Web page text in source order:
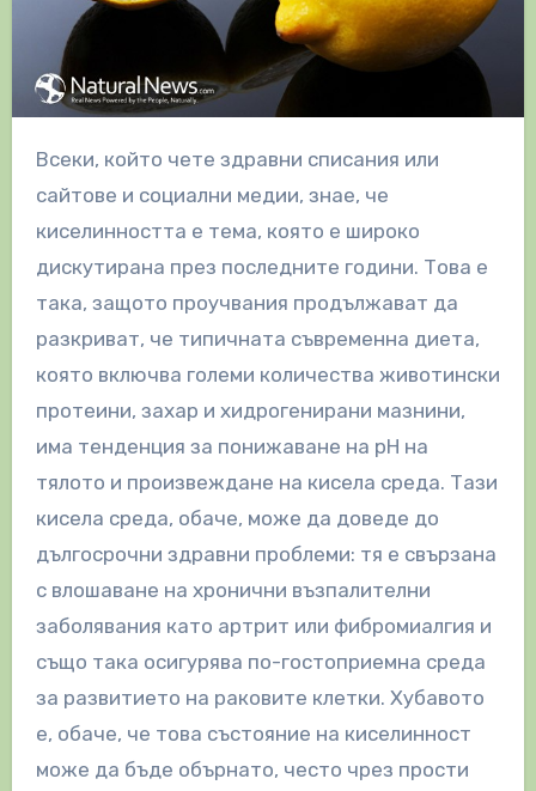
Всеки, който чете здравни списания или
сайтове и социални медии, знае, че
киселинността е тема, която е широко
дискутирана през последните години. Това е
така, защото проучвания продължават да
разкриват, че типичната съвременна диета,
която включва големи количества животински
протеини, захар и хидрогенирани мазнини,
има тенденция за понижаване на рН на
тялото и произвеждане на кисела среда. Тази
кисела среда, обаче, може да доведе до
дългосрочни здравни проблеми: тя е свързана
с влошаване на хронични възпалителни
заболявания като артрит или фибромиалгия и
също така осигурява по-гостоприемна среда
за развитието на раковите клетки. Хубавото
е, обаче, че това състояние на киселинност
може да бъде обърнато, често чрез прости